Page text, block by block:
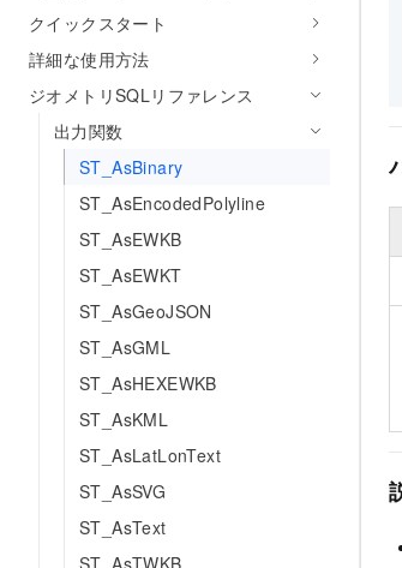
クイックスタート
詳細な使用方法
ジオメトリSQLリファレンス
出力関数
ST_AsBinary
ST_AsEncodedPolyline
ST_AsEWKB
ST_AsEWKT
ST_AsGeoJSON
ST_AsGML
ST_AsHEXEWKB
ST_AsKML
ST_AsLatLonText
ST_AsSVG
ST_AsText
ST_AsTWKB